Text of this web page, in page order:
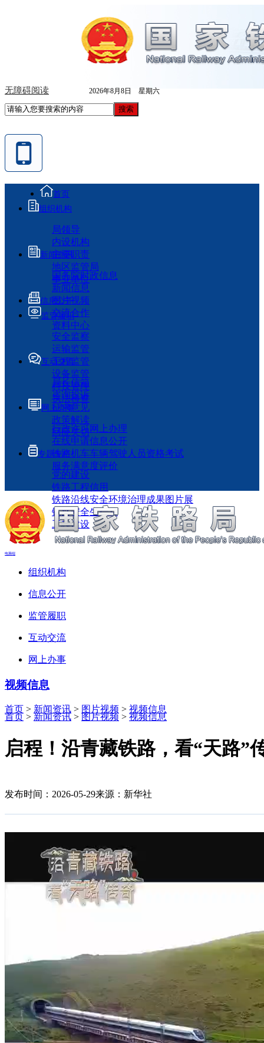
无障碍阅读 2026年8月8日 星期六
首页
组织机构
局领导
内设机构
主要职责
地区监管局
事业单位
新闻资讯
国务院时政信息
新闻信息
图片视频
交流合作
资料中心
信息公开
监管履职
安全监察
运输监管
工程监管
设备监管
科技管理
执法检查
互动交流
局长信箱
咨询投诉
征求意见
政策解读
回应关切
网上办事
行政许可网上办理
在线申请信息公开
铁路机车车辆驾驶人员资格考试
服务满意度评价
专题专栏
党的建设
铁路工程信用
铁路沿线安全环境治理成果图片展
铁路安全生产月
工程建设
电脑端
组织机构
信息公开
监管履职
互动交流
网上办事
视频信息
首页 > 新闻资讯 > 图片视频 > 视频信息
首页 > 新闻资讯 > 图片视频 > 视频信息
启程！沿青藏铁路，看“天路”
发布时间：2026-05-29来源：新华社